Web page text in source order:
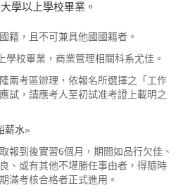
學以上學校畢業。
籍，且不可兼具他國國籍者。
學校畢業，商業管理相關科系尤佳。
兩考區辦理，依報名所選擇之「工作
試，請應考人至初試准考證上載明之
薪水»
報到後實習6個月，期間如品行欠佳、
、或有其他不堪勝任事由者，得隨時
滿考核合格者正式進用。